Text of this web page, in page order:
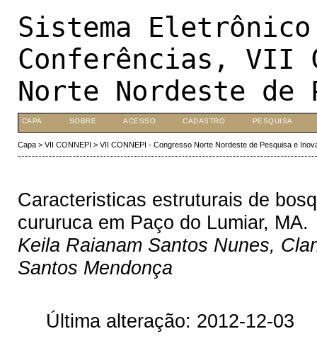
Sistema
Conferências, VII
Norte Nordeste de
CAPA SOBRE ACESSO CADASTRO PESQUISA
Capa> VII CONNEPI > VII CONNEPI - Congresso Norte Nordeste de Pesquisa e
Caracteristicas estruturais de
cururuca em Paço do Lumiar, MA.
Keila Raianam Santos Nunes,
Santos Mendonça
Última alteração: 2012-12-03